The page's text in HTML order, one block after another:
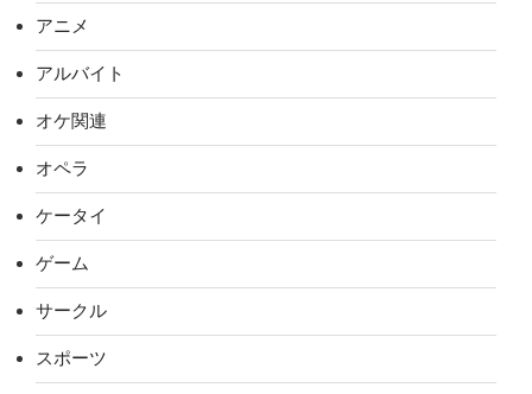
アニメ
アルバイト
オケ関連
オペラ
ケータイ
ゲーム
サークル
スポーツ